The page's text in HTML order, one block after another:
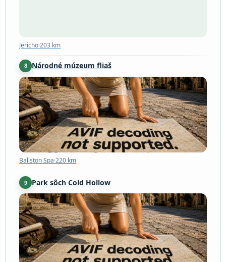
Jericho·203 km
8 Národné múzeum fliaš
Ballston Spa·220 km
Ballston Spa·220 km
9 Park sôch Cold Hollow
Enosburg·224 km